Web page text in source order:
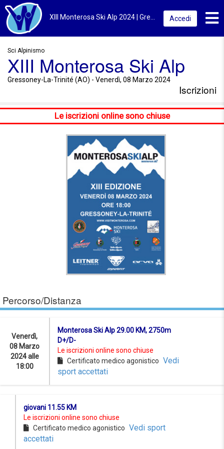
Accedi
Sci Alpinismo
XIII Monterosa Ski Alp
Gressoney-La-Trinité (AO) - Venerdì, 08 Marzo 2024
Iscrizioni
Le iscrizioni online sono chiuse
Percorso/Distanza
Venerdì,
08 Marzo
2024 alle
18:00
Monterosa Ski Alp 29.00 KM, 2750m
D+/D-
Le iscrizioni online sono chiuse
Certificato medico agonistico Vedi
sport accettati
giovani 11.55 KM
Le iscrizioni online sono chiuse
Certificato medico agonistico Vedi sport
accettati